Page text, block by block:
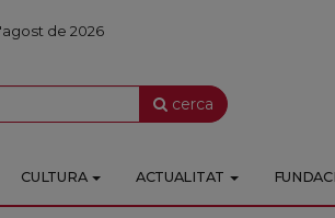
de 2026
cerca
CULTURA ACTUALITAT